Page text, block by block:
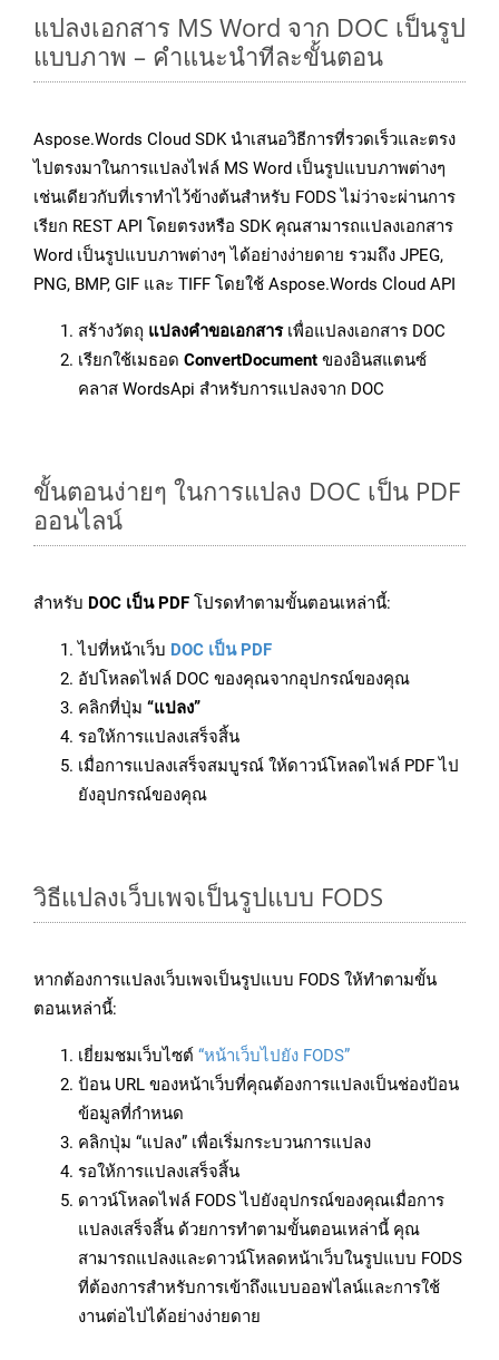
แปลงเอกสาร MS Word จาก DOC เป็นรูป
แบบภาพ – คำแนะนำทีละขั้นตอน
Aspose.Words Cloud SDK นำเสนอวิธีการที่รวดเร็วและตรง
ไปตรงมาในการแปลงไฟล์ MS Word เป็นรูปแบบภาพต่างๆ
เช่นเดียวกับที่เราทำไว้ข้างต้นสำหรับ FODS ไม่ว่าจะผ่านการ
เรียก REST API โดยตรงหรือ SDK คุณสามารถแปลงเอกสาร
Word เป็นรูปแบบภาพต่างๆ ได้อย่างง่ายดาย รวมถึง JPEG,
PNG, BMP, GIF และ TIFF โดยใช้ Aspose.Words Cloud API
สร้างวัตถุ แปลงคำขอเอกสารเพื่อแปลงเอกสาร DOC
เรียกใช้เมธอด ConvertDocument ของอินสแตนซ์
คลาส WordsApi สำหรับการแปลงจาก DOC
ขั้นตอนง่ายๆ ในการแปลง DOC เป็น PDF
ออนไลน์
สำหรับ DOC เป็น PDF โปรดทำตามขั้นตอนเหล่านี้:
ไปที่หน้าเว็บ DOC เป็น PDF
อัปโหลดไฟล์ DOC ของคุณจากอุปกรณ์ของคุณ
คลิกที่ปุ่ม “แปลง”
รอให้การแปลงเสร็จสิ้น
เมื่อการแปลงเสร็จสมบูรณ์ ให้ดาวน์โหลดไฟล์ PDF ไป
ยังอุปกรณ์ของคุณ
วิธีแปลงเว็บเพจเป็นรูปแบบ FODS
หากต้องการแปลงเว็บเพจเป็นรูปแบบ FODS ให้ทำตามขั้น
ตอนเหล่านี้:
เยี่ยมชมเว็บไซต์ “หน้าเว็บไปยัง FODS”
ป้อน URL ของหน้าเว็บที่คุณต้องการแปลงเป็นช่องป้อน
ข้อมูลที่กำหนด
คลิกปุ่ม “แปลง” เพื่อเริ่มกระบวนการแปลง
รอให้การแปลงเสร็จสิ้น
ดาวน์โหลดไฟล์ FODS ไปยังอุปกรณ์ของคุณเมื่อการ
แปลงเสร็จสิ้น ด้วยการทำตามขั้นตอนเหล่านี้ คุณ
สามารถแปลงและดาวน์โหลดหน้าเว็บในรูปแบบ FODS
ที่ต้องการสำหรับการเข้าถึงแบบออฟไลน์และการใช้
งานต่อไปได้อย่างง่ายดาย